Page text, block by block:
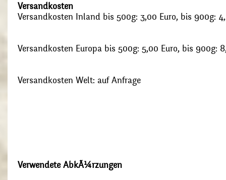
Versandkosten
Versandkosten Inland bis 500g: 3,00 Euro, bis 900g:
Versandkosten Europa bis 500g: 5,00 Euro, bis 900g:
Versandkosten Welt: auf Anfrage
Verwendete AbkÃ¼rzungen